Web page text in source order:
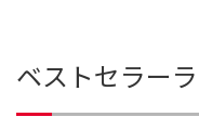
ベストセラー